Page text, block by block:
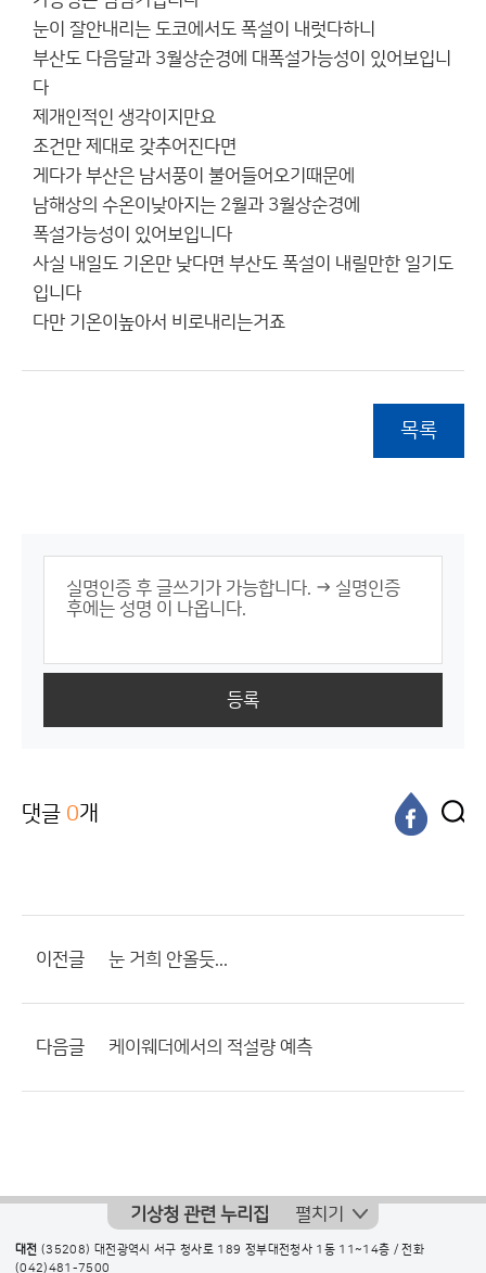
눈이 잘안내리는 도코에서도 폭설이 내럿다하니
부산도 다음달과 3월상순경에 대폭설가능성이 있어보입니
다
제개인적인 생각이지만요
조건만 제대로 갖추어진다면
게다가 부산은 남서풍이 불어들어오기때문에
남해상의 수온이낮아지는 2월과 3월상순경에
폭설가능성이 있어보입니다
사실 내일도 기온만 낮다면 부산도 폭설이 내릴만한 일기도
입니다
다만 기온이높아서 비로내리는거죠
목록
등록
댓글 0개
이전글 눈 거희 안올듯...
다음글 케이웨더에서의 적설량 예측
기상청 관련 누리집 펼치기
대전 (35208) 대전광역시 서구 청사로 189 정부대전청사 1동 11~14층 / 전화
(042)481-7500